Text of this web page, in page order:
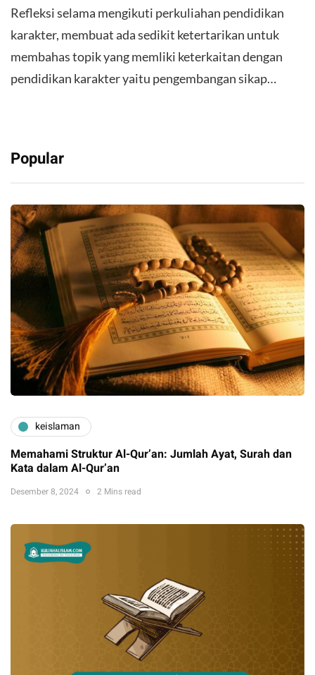
Refleksi selama mengikuti perkuliahan pendidikan
karakter, membuat ada sedikit ketertarikan untuk
membahas topik yang memliki keterkaitan dengan
pendidikan karakter yaitu pengembangan sikap…
Popular
keislaman
Memahami Struktur Al-Qur’an: Jumlah Ayat, Surah dan
Kata dalam Al-Qur’an
Desember 8, 2024 2 Mins read